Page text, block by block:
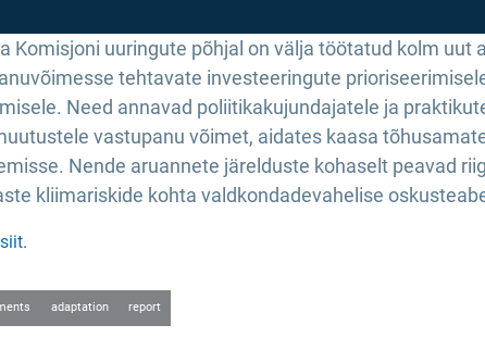
Komisjoni uuringute põhjal on välja töötatud kolm
tehtavate investeeringute
Need annavad poliitikakujundajatele ja
vastupanu võimet, aidates kaasa
Nende aruannete järelduste kohaselt peavad
kliimariskide kohta valdkondadevahelise
siit.
adaptation report